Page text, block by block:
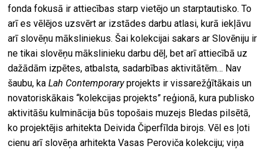
fonda fokusā ir attiecības starp vietējo un starptautisko. To
arī es vēlējos uzsvērt ar izstādes darbu atlasi, kurā iekļāvu
arī slovēņu māksliniekus. Šai kolekcijai sakars ar Slovēniju ir
ne tikai slovēņu mākslinieku darbu dēļ, bet arī attiecībā uz
dažādām izpētes, atbalsta, sadarbības aktivitātēm… Nav
šaubu, kaLah Contemporaryprojekts ir vissarežģītākais un
novatoriskākais “kolekcijas projekts” reģionā, kura publisko
aktivitāšu kulminācija būs topošais muzejs Bledas pilsētā,
ko projektējis arhitekta Deivida Čiperfīlda birojs. Vēl es ļoti
cienu arī slovēņa arhitekta Vasas Peroviča kolekciju; viņa